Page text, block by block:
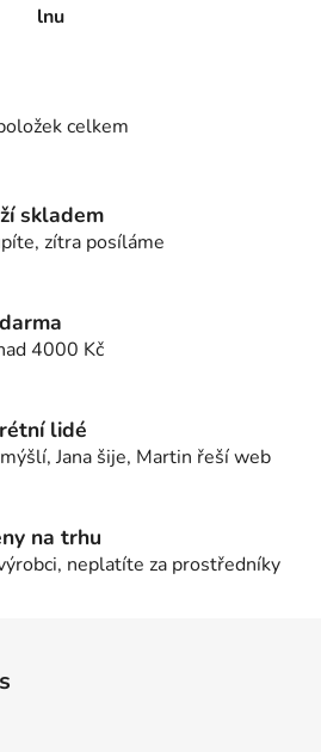
lnu
O
á
d
í
p
k
y
p
i
celkem
skladem
zítra posíláme
4000 Kč
lidé
Jana šije, Martin řeší web
na trhu
neplatíte za prostředníky